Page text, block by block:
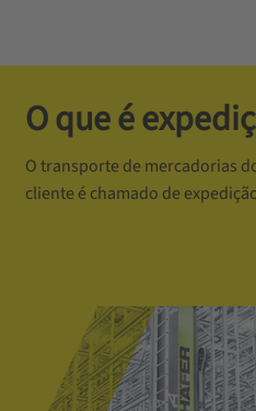
O que é
O transporte de mercadorias
cliente é chamado de